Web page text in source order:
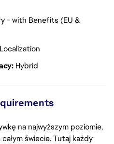
- with Benefits (EU &
Hybrid
na najwyższym poziomie,
świecie. Tutaj każdy